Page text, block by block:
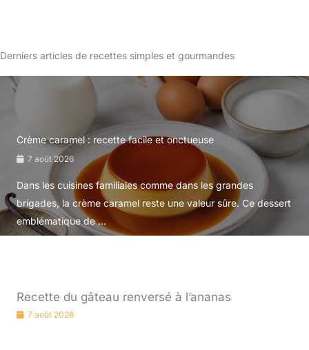
Derniers articles de recettes simples et gourmandes
Crème caramel : recette facile et onctueuse
7 août 2026
Dans les cuisines familiales comme dans les grandes
brigades, la crème caramel reste une valeur sûre. Ce dessert
emblématique de ...
Recette du gâteau renversé à l’ananas
7 août 2026